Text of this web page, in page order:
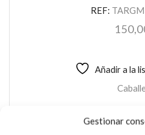
Gestionar
REF:
Añadir a la